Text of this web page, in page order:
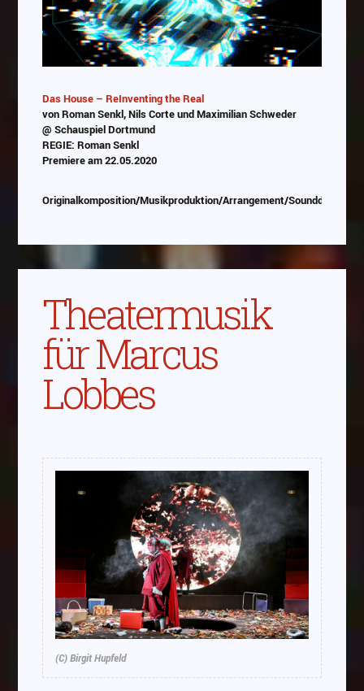
Das House – ReInventing the Real
von Roman Senkl, Nils Corte und Maximilian Schweder
@ Schauspiel Dortmund
REGIE: Roman Senkl
Premiere am 22.05.2020
Originalkomposition/Musikproduktion/Arrangement/Sounddesign
Theatermusik
für Marcus
Lobbes
(C) Birgit Hupfeld